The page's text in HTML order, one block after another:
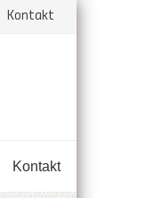
Kontakt
Kontakt